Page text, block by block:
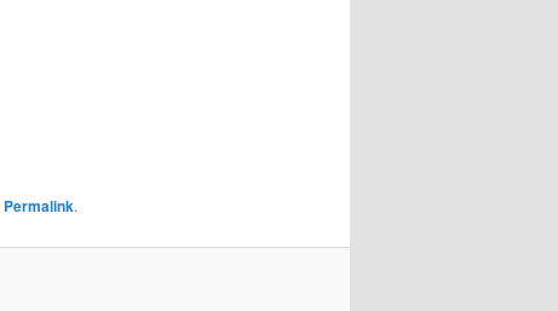
Permalink.